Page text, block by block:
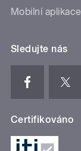
Mobilní aplikace
Sledujte nás
Certifikováno